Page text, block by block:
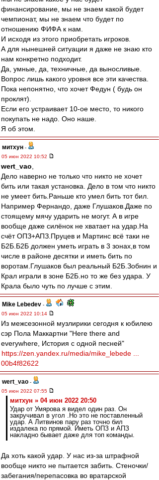
финансирование, мы не знаем какой будет
чемпионат, мы не знаем что будет по
отношению ФИФА к нам.
И исходя из этого приобретать игроков.
А для нынешней ситуации я даже не знаю кто
нам конкретно подходит.
Да, умные, да, техничные, да выносливые.
Вопрос лишь какого уровня все эти качества.
Пока непонятно, что хочет Федун ( будь он
проклят).
Если его устраивает 10-ое место, то никого
покупать не надо. Оно наше.
Я об этом.
митхун -
05 июн 2022 10:52
wert_vao
Дело наверно не только что никто не хочет
бить или такая установка. Дело в том что никто
не умеет бить.Раньше кто умел бить тот бил.
Например Фернандо, даже Глушаков.Даже по
стоящему мячу ударить не могут. А в игре
вообще даже силёнок не хватает на удар.На
счёт ОПЗ+АПЗ.Пруцев и Мартинс всё таки не
Б2Б.Б2Б должен уметь играть в 3 зонах,в том
числе в районе десятки и иметь бить по
воротам.Глушаков был реальный Б2Б.Зобнин и
Крал играли в зоне Б2Б.но то же без удара. У
Крала было чуть по лучше с этим.
Mike Lebedev -
05 июн 2022 10:14
Из межсезонной музлирики сегодня к юбилею
сэр Пола Маккартни "Here there and
everywhere, История с одной песней"
https://zen.yandex.ru/media/mike_lebede ...
00b4f82622
wert_vao -
05 июн 2022 07:55
митхун » 04 июн 2022 20:50
Удар от Умярова я видел один раз. Он
закручивал в угол .Но это не поставленный
удар. А Литвинов пару раз точно бил
издалека по прямой. Иметь ОПЗ и АПЗ
накладно бывает даже для топ команды.
Да хоть какой удар. У нас из-за штрафной
вообще никто не пытается забить. Стеночки/
забегания/перепасовка во вратарской